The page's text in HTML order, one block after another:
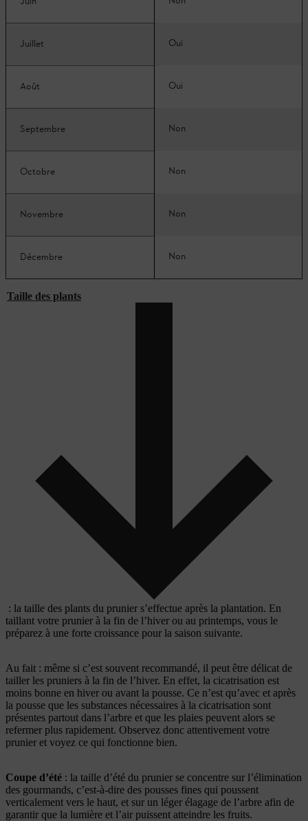
Juillet Oui
Août Oui
Septembre Non
Octobre Non
Novembre Non
Décembre Non
Taille des plants
: la taille des plants du prunier s’effectue après la plantation. En
taillant votre prunier à la fin de l’hiver ou au printemps, vous le
préparez à une forte croissance pour la saison suivante.
Au fait : même si c’est souvent recommandé, il peut être délicat de
tailler les pruniers à la fin de l’hiver. En effet, la cicatrisation est
moins bonne en hiver ou avant la pousse. Ce n’est qu’avec et après
la pousse que les substances nécessaires à la cicatrisation sont
présentes partout dans l’arbre et que les plaies peuvent alors se
refermer plus rapidement. Observez donc attentivement votre
prunier et voyez ce qui fonctionne bien.
Coupe d’été : la taille d’été du prunier se concentre sur l’élimination
des gourmands, c’est-à-dire des pousses fines qui poussent
verticalement vers le haut, et sur un léger élagage de l’arbre afin de
garantir que la lumière et l’air puissent atteindre les fruits.